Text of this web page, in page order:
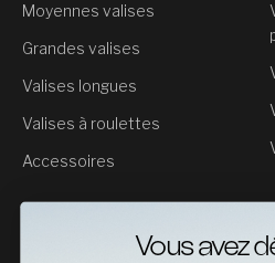
Moyennes valises
Grandes valises
Valises longues
Valises à roulettes
Accessoires
Vous avez